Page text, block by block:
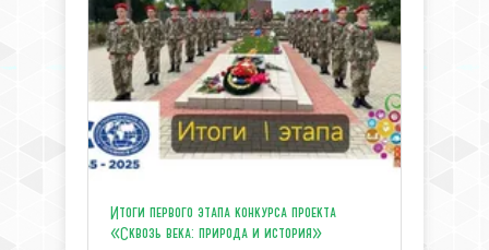
Итоги первого этапа конкурса проекта
«Сквозь века: природа и история»